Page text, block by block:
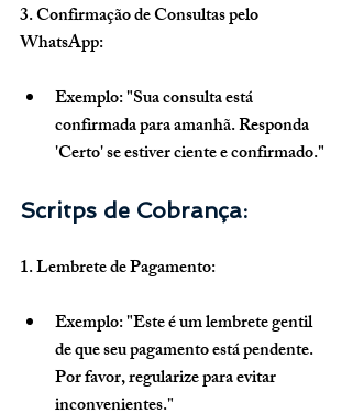
3. Confirmação de Consultas pelo
WhatsApp:
Exemplo: "Sua consulta está
confirmada para amanhã. Responda
'Certo' se estiver ciente e confirmado."
Scritps de Cobrança:
1. Lembrete de Pagamento:
Exemplo: "Este é um lembrete gentil
de que seu pagamento está pendente.
Por favor, regularize para evitar